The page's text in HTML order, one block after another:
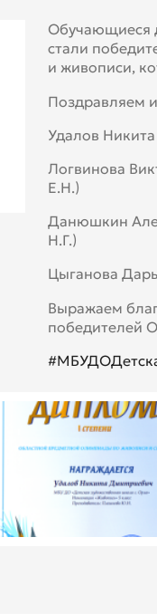
Обучающиеся
стали
и живописи,
Поздравляем
Удалов
Логвинова
Е.Н.)
Данюшкин
Н.Г.)
Цыганова
Выражаем
победителей